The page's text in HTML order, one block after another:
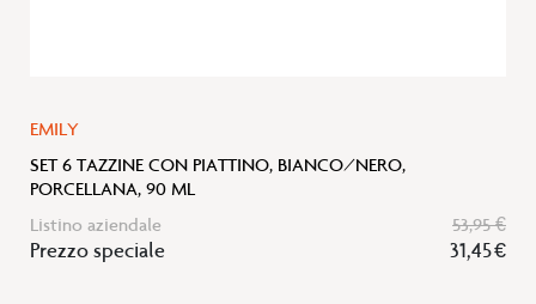
EMILY
SET 6 TAZZINE CON PIATTINO, BIANCO/NERO,
PORCELLANA, 90 ML
Listino aziendale
53,95 €
Prezzo speciale 31,45 €